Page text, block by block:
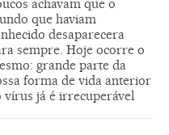
achavam que o
que haviam
desaparecera
sempre. Hoje ocorre o
grande parte da
forma de vida anterior
vírus já é irrecuperável